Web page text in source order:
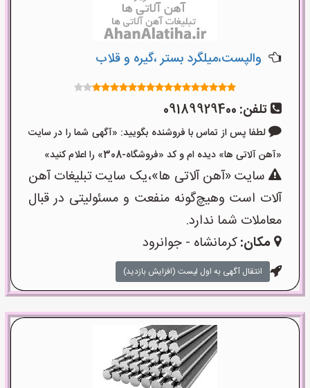
والپست،میلگرد بستر ،گیره و قلاب
تلفن: 09189929400
لطفا پس از تماس با فروشنده بگویید: «آگهی شما را در سایت
«آهن آلاتی ها» دیده ام و کد «فروشگاه-308» را اعلام کنید»
سایت «آهن آلاتی ها»،یک سایت تبلیغات آهن
آلات است وهیچ‌گونه منفعت و مسئولیتی در قبال
معاملات شما ندارد.
مکان:کرمانشاه - جوانرود
انتقال آگهی به اول لیست (افزایش بازدید)